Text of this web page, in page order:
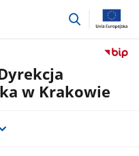
przejdź
w Krakowie